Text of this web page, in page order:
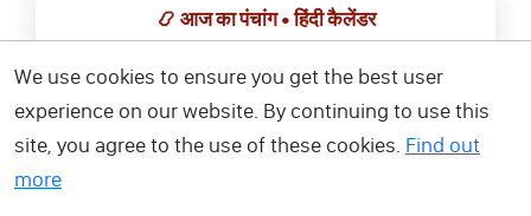
📿 आज का पंचांग • हिंदी कैलेंडर
📅 हिंदी कैलेंडर ऐप डाउनलोड करें
We use cookies to ensure you get the best user
experience on our website. By continuing to use this
site, you agree to the use of these cookies. Find out
more